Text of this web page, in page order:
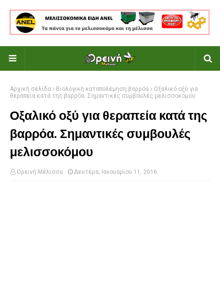
Αρχική σελίδα Βιολογική καταπολέμηση βαρρόα
Οξαλικό οξύ για
θεραπεία κατά της βαρρόα. Σημαντικές συμβουλές μελισσοκόμου
Οξαλικό οξύ για θεραπεία κατά της
βαρρόα. Σημαντικές συμβουλές
μελισσοκόμου
Ορεινή Μέλισσα Δευτέρα, Ιανουαρίου 11, 2016